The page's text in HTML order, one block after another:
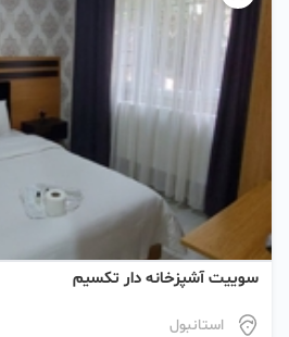
سوییت آشپزخانه دار تکسیم
استانبول